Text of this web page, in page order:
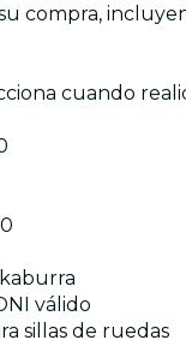
compra,
cuando
válido
sillas de ruedas